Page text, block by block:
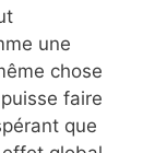
une
chose
faire
que